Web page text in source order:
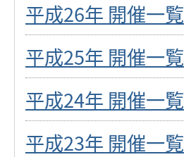
平成26年 開催一覧
平成25年 開催一覧
平成24年 開催一覧
平成23年 開催一覧